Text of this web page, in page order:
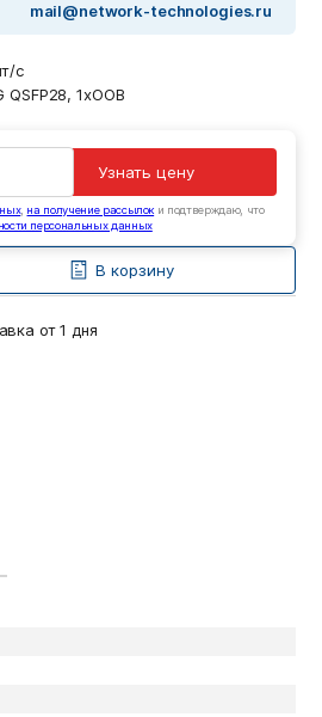
mail@network-technologies.ru
с
QSFP28, 1xOOB
Узнать цену
, на получение рассылок и подтверждаю, что
персональных данных
В корзину
от 1 дня